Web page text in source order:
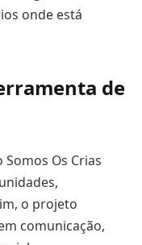
onde está
de
Os Crias
o projeto
comunicação,